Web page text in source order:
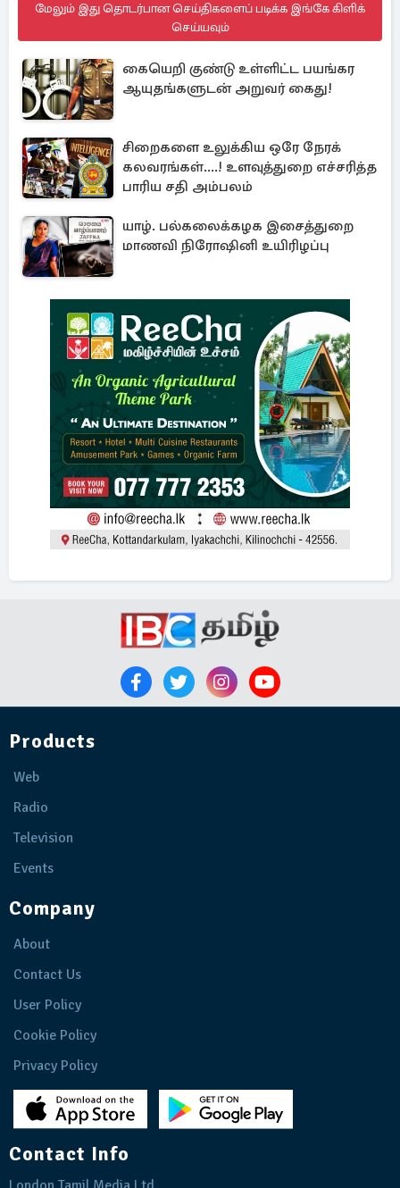
மேலும் இது தொடர்பான செய்திகளைப் படிக்க இங்கே கிளிக்
செய்யவும்
கையெறி குண்டு உள்ளிட்ட பயங்கர
ஆயுதங்களுடன் அறுவர் கைது!
சிறைகளை உலுக்கிய ஒரே நேரக்
கலவரங்கள்....! உளவுத்துறை எச்சரித்த
பாரிய சதி அம்பலம்
யாழ். பல்கலைக்கழக இசைத்துறை
மாணவி நிரோஷினி உயிரிழப்பு
Products
Web
Radio
Television
Events
Company
About
Contact Us
User Policy
Cookie Policy
Privacy Policy
Contact Info